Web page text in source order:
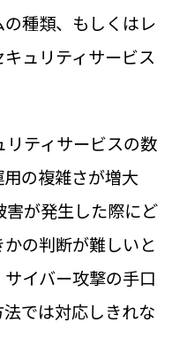
種類、もしくはレ
ュリティサービス
ティサービスの数
の複雑さが増大
害が発生した際にど
の判断が難しいと
イバー攻撃の手口
では対応しきれな